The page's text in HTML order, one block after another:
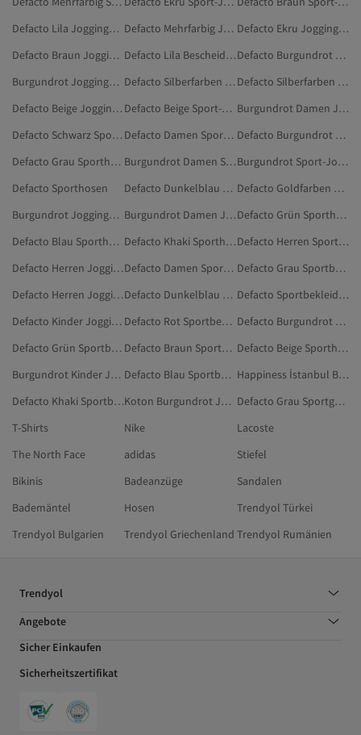
Defacto Lila Jogginghosen
Defacto Mehrfarbig Jogginghosen
Defacto Ekru Jogginghosen
Defacto Braun Jogginghosen
Defacto Lila Bescheidene Jogginghose
Defacto Burgundrot Sportbekleidung
Burgundrot Jogginghosen
Defacto Silberfarben Jogginghosen
Defacto Silberfarben Sport-Jogginghosen
Defacto Beige Jogginghosen
Defacto Beige Sport-Jogginghosen
Burgundrot Damen Jogginghosen
Defacto Schwarz Sporthosen
Defacto Damen Sporthosen
Defacto Burgundrot Trainingsanzüge
Defacto Grau Sporthosen
Burgundrot Damen Sport-Jogginghosen
Burgundrot Sport-Jogginghosen
Defacto Sporthosen
Defacto Dunkelblau Sporthosen
Defacto Goldfarben Jogginghosen
Burgundrot Jogginghosen In Übergröße
Burgundrot Damen Jogginghosen In Übergröße
Defacto Grün Sporthosen
Defacto Blau Sporthosen
Defacto Khaki Sporthosen
Defacto Herren Sport-Jogginghosen
Defacto Herren Jogginghosen
Defacto Damen Sportbekleidung
Defacto Grau Sportbekleidung
Defacto Herren Jogginghosen In Übergröße
Defacto Dunkelblau Sportbekleidung
Defacto Sportbekleidung
Defacto Kinder Jogginghosen
Defacto Rot Sportbekleidung
Defacto Burgundrot Sportleggings
Defacto Grün Sportbekleidung
Defacto Braun Sporthosen
Defacto Beige Sporthosen
Burgundrot Kinder Jogginghosen
Defacto Blau Sportbekleidung
Happiness İstanbul Burgundrot Jogginghosen
Defacto Khaki Sportbekleidung
Koton Burgundrot Jogginghosen
Defacto Grau Sportgeräte
T-Shirts
Nike
Lacoste
The North Face
adidas
Stiefel
Bikinis
Badeanzüge
Sandalen
Bademäntel
Hosen
Trendyol Türkei
Trendyol Bulgarien
Trendyol Griechenland Trendyol Rumänien
Trendyol
Angebote
Sicher Einkaufen
Sicherheitszertifikat